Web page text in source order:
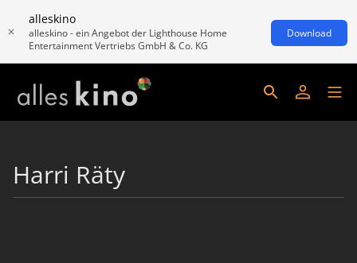
alleskino
alleskino - ein Angebot der Lighthouse Home
Entertainment Vertriebs GmbH & Co. KG
Download
Harri Räty